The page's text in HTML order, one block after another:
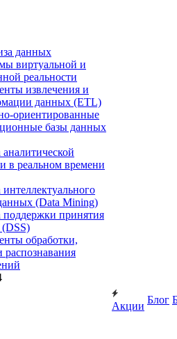
данных
виртуальной и
реальности
извлечения и
данных (ETL)
ориентированные
базы данных
аналитической
в реальном времени
интеллектуального
(Data Mining)
поддержки принятия
обработки,
распознавания
Акции
Блог